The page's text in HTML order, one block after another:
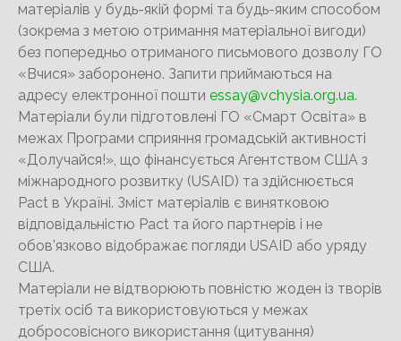
матеріалів у будь-якій формі та будь-яким способом
(зокрема з метою отримання матеріальної вигоди)
без попередньо отриманого письмового дозволу ГО
«Вчися» заборонено. Запити приймаються на
адресу електронної пошти essay@vchysia.org.ua.
Матеріали були підготовлені ГО «Смарт Освіта» в
межах Програми сприяння громадській активності
«Долучайся!», що фінансується Агентством США з
міжнародного розвитку (USAID) та здійснюється
Pact в Україні. Зміст матеріалів є винятковою
відповідальністю Pact та його партнерів і не
обов’язково відображає погляди USAID або уряду
США.
Матеріали не відтворюють повністю жоден із творів
третіх осіб та використовуються у межах
добросовісного використання (цитування)